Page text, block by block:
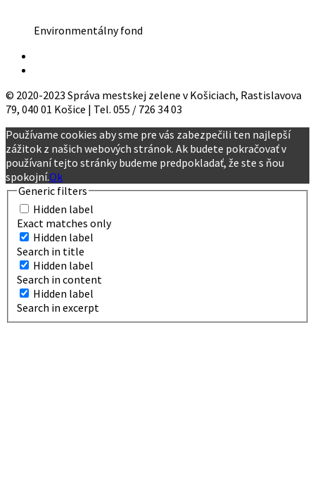
Environmentálny fond
© 2020-2023 Správa mestskej zelene v Košiciach, Rastislavova
79, 040 01 Košice | Tel. 055 / 726 34 03
Používame cookies aby sme pre vás zabezpečili ten najlepší
zážitok z našich webových stránok. Ak budete pokračovať v
používaní tejto stránky budeme predpokladať, že ste s ňou
spokojní.Ok
Generic filters
Hidden label
Exact matches only
Hidden label
Search in title
Hidden label
Search in content
Hidden label
Search in excerpt